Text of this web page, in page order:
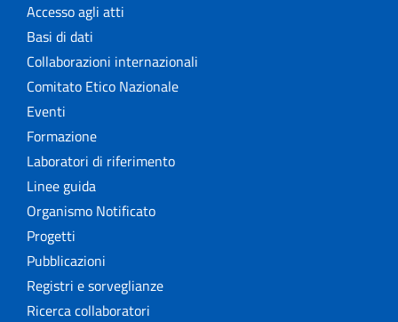
Accesso agli atti
Basi di dati
Collaborazioni internazionali
Comitato Etico Nazionale
Eventi
Formazione
Laboratori di riferimento
Linee guida
Organismo Notificato
Progetti
Pubblicazioni
Registri e sorveglianze
Ricerca collaboratori